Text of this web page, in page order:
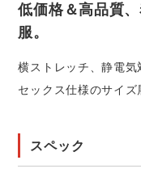
低価格＆高品質
服。
横ストレッチ、静電
セックス仕様のサイズ
スペック